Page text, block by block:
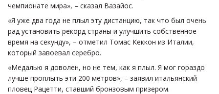
чемпионате мира», – сказал Вазайос.
«Я уже два года не плыл эту дистанцию, так что был очень
рад установить рекорд страны и улучшить собственное
время на секунду», – отметил Томас Кеккон из Италии,
который завоевал серебро.
«Медалью я доволен, но не тем, как я плыл. Я мог гораздо
лучше проплыть эти 200 метров», – заявил итальянский
пловец Рацетти, ставший бронзовым призером.